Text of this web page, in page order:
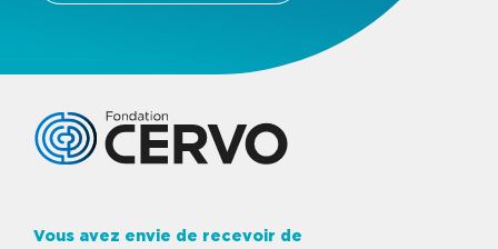
Logo Fondation Cervo
Vous avez envie de recevoir de